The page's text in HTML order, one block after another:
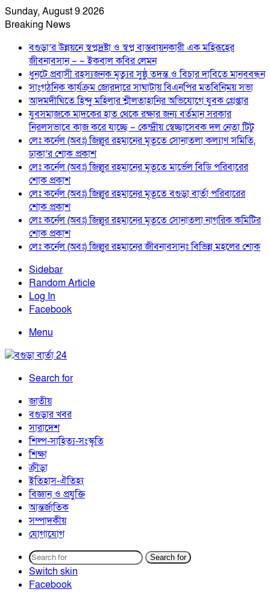
Sunday, August 9 2026
Breaking News
বগুড়া’র উন্নয়নে স্বপ্নদ্রষ্টা ও স্বপ্ন বাস্তবায়নকারী এক মহিরূহের
জীবনাবসান – – ইকবাল কবির লেমন
ধুনটে প্রবাসী রহস্যজনক মৃত্যুর সুষ্ঠু তদন্ত ও বিচার দাবিতে মানববন্ধন
সাংগঠনিক কার্যক্রম জোরদারে সাঘাটায় বিএনপির মতবিনিময় সভা
আদমদীঘিতে হিন্দু মহিলার শ্লীলতাহানির অভিযোগে যুবক গ্রেপ্তার
যুবসমাজকে মাদকের হাত থেকে রক্ষার জন্য বর্তমান সরকার
নিরলসভাবে কাজ করে যাচ্ছে – কেন্দ্রীয় স্বেচ্ছাসেবক দল নেতা টিটু
লেঃ কর্নেল (অবঃ) জিল্লুর রহমানের মৃতূতে সোনাতলা কল্যাণ সমিতি,
ঢাকা’র শোক প্রকাশ
লেঃ কর্নেল (অবঃ) জিল্লুর রহমানের মৃতূতে মার্ভেল বিডি পরিবারের
শোক প্রকাশ
লেঃ কর্নেল (অবঃ) জিল্লুর রহমানের মৃতূতে বগুড়া বার্তা পরিবারের
শোক প্রকাশ
লেঃ কর্নেল (অবঃ) জিল্লুর রহমানের মৃতূতে সোনাতলা নাগরিক কমিটির
শোক প্রকাশ
লেঃ কর্নেল (অবঃ) জিল্লুর রহমানের জীবনাবসানঃ বিভিন্ন মহলের শোক
Sidebar
Random Article
Log In
Facebook
Menu
Search for
জাতীয়
বগুড়ার খবর
সারাদেশ
শিল্প-সাহিত্য-সংস্কৃতি
শিক্ষা
ক্রীড়া
ইতিহাস-ঐতিহ্য
বিজ্ঞান ও প্রযুক্তি
আন্তর্জাতিক
সম্পাদকীয়
যোগাযোগ
Search for
Switch skin
Facebook